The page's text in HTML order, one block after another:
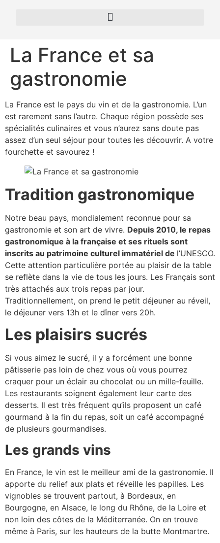
La France et sa
gastronomie
La France est le pays du vin et de la gastronomie. L’un
est rarement sans l’autre. Chaque région possède ses
spécialités culinaires et vous n’aurez sans doute pas
assez d’un seul séjour pour toutes les découvrir. A votre
fourchette et savourez !
Tradition gastronomique
Notre beau pays, mondialement reconnue pour sa
gastronomie et son art de vivre. Depuis 2010, le repas
gastronomique à la française et ses rituels sont
inscrits au patrimoine culturel immatériel de l’UNESCO.
Cette attention particulière portée au plaisir de la table
se reflète dans la vie de tous les jours. Les Français sont
très attachés aux trois repas par jour.
Traditionnellement, on prend le petit déjeuner au réveil,
le déjeuner vers 13h et le dîner vers 20h.
Les plaisirs sucrés
Si vous aimez le sucré, il y a forcément une bonne
pâtisserie pas loin de chez vous où vous pourrez
craquer pour un éclair au chocolat ou un mille-feuille.
Les restaurants soignent également leur carte des
desserts. Il est très fréquent qu’ils proposent un café
gourmand à la fin du repas, soit un café accompagné
de plusieurs gourmandises.
Les grands vins
En France, le vin est le meilleur ami de la gastronomie. Il
apporte du relief aux plats et réveille les papilles. Les
vignobles se trouvent partout, à Bordeaux, en
Bourgogne, en Alsace, le long du Rhône, de la Loire et
non loin des côtes de la Méditerranée. On en trouve
même à Paris, sur les hauteurs de la butte Montmartre.